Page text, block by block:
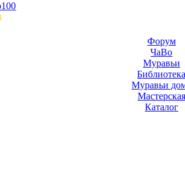
Форум
ЧаВо
Муравьи
Муравьи
Мастерская
Каталог